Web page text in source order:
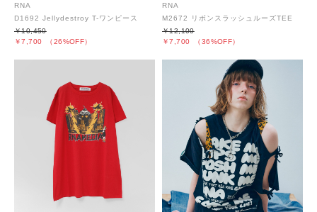
RNA
D1692 Jellydestroy T-ワンピース
￥7,700 （26%OFF）
￥10,450
RNA
M2672 リボンスラッシュルーズTEE
￥7,700 （36%OFF）
￥12,100